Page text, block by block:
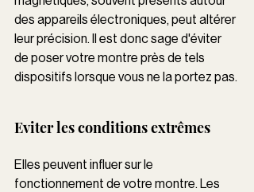
des appareils électroniques, peut altérer
leur précision. Il est donc sage d'éviter
de poser votre montre près de tels
dispositifs lorsque vous ne la portez pas.
Eviter les conditions extrêmes
Elles peuvent influer sur le
fonctionnement de votre montre. Les